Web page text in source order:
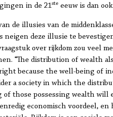
in de 21ste eeuw is dan
de illusies van de
neigen deze illusie te
over rijkdom zou veel
“The distribution of wealth
because the well-being of
a society in which the
of those possessing wealth will
economisch voordeel,